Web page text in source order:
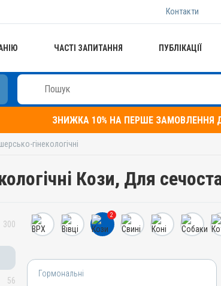
Контакти
ЧАСТІ ЗАПИТАННЯ ПУБЛІКАЦІЇ
ЗНИЖКА 10% НА ПЕРШЕ ЗАМОВЛЕННЯ
гінекологічні
Кози, Для
300
56
2
Гормональні